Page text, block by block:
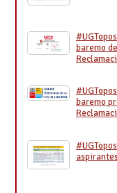
baremo
baremo